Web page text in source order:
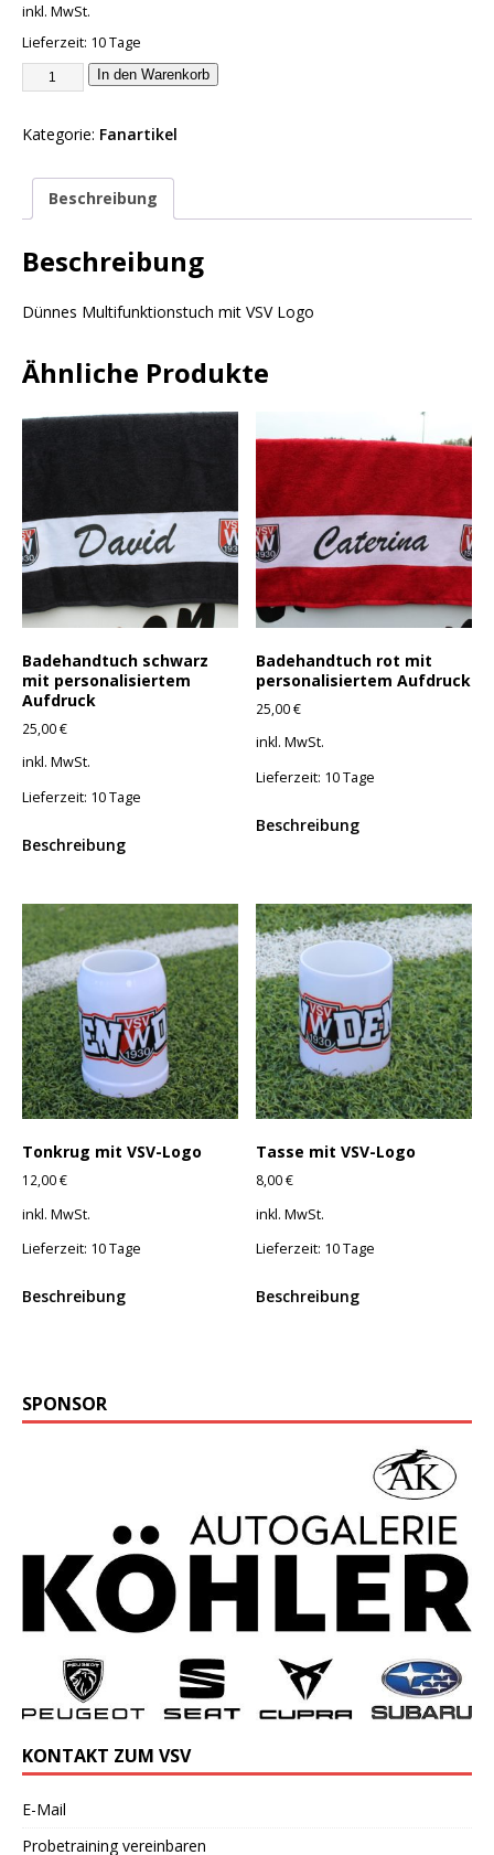
inkl. MwSt.
Lieferzeit: 10 Tage
In den Warenkorb
Kategorie: Fanartikel
Beschreibung
Beschreibung
Dünnes Multifunktionstuch mit VSV Logo
Ähnliche Produkte
Badehandtuch schwarz
mit personalisiertem
Aufdruck
25,00€
inkl. MwSt.
Lieferzeit: 10 Tage
Beschreibung
Badehandtuch rot mit
personalisiertem Aufdruck
25,00€
inkl. MwSt.
Lieferzeit: 10 Tage
Beschreibung
Tonkrug mit VSV-Logo
12,00€
inkl. MwSt.
Lieferzeit: 10 Tage
Beschreibung
Tasse mit VSV-Logo
8,00€
inkl. MwSt.
Lieferzeit: 10 Tage
Beschreibung
SPONSOR
KONTAKT ZUM VSV
E-Mail
Probetraining vereinbaren